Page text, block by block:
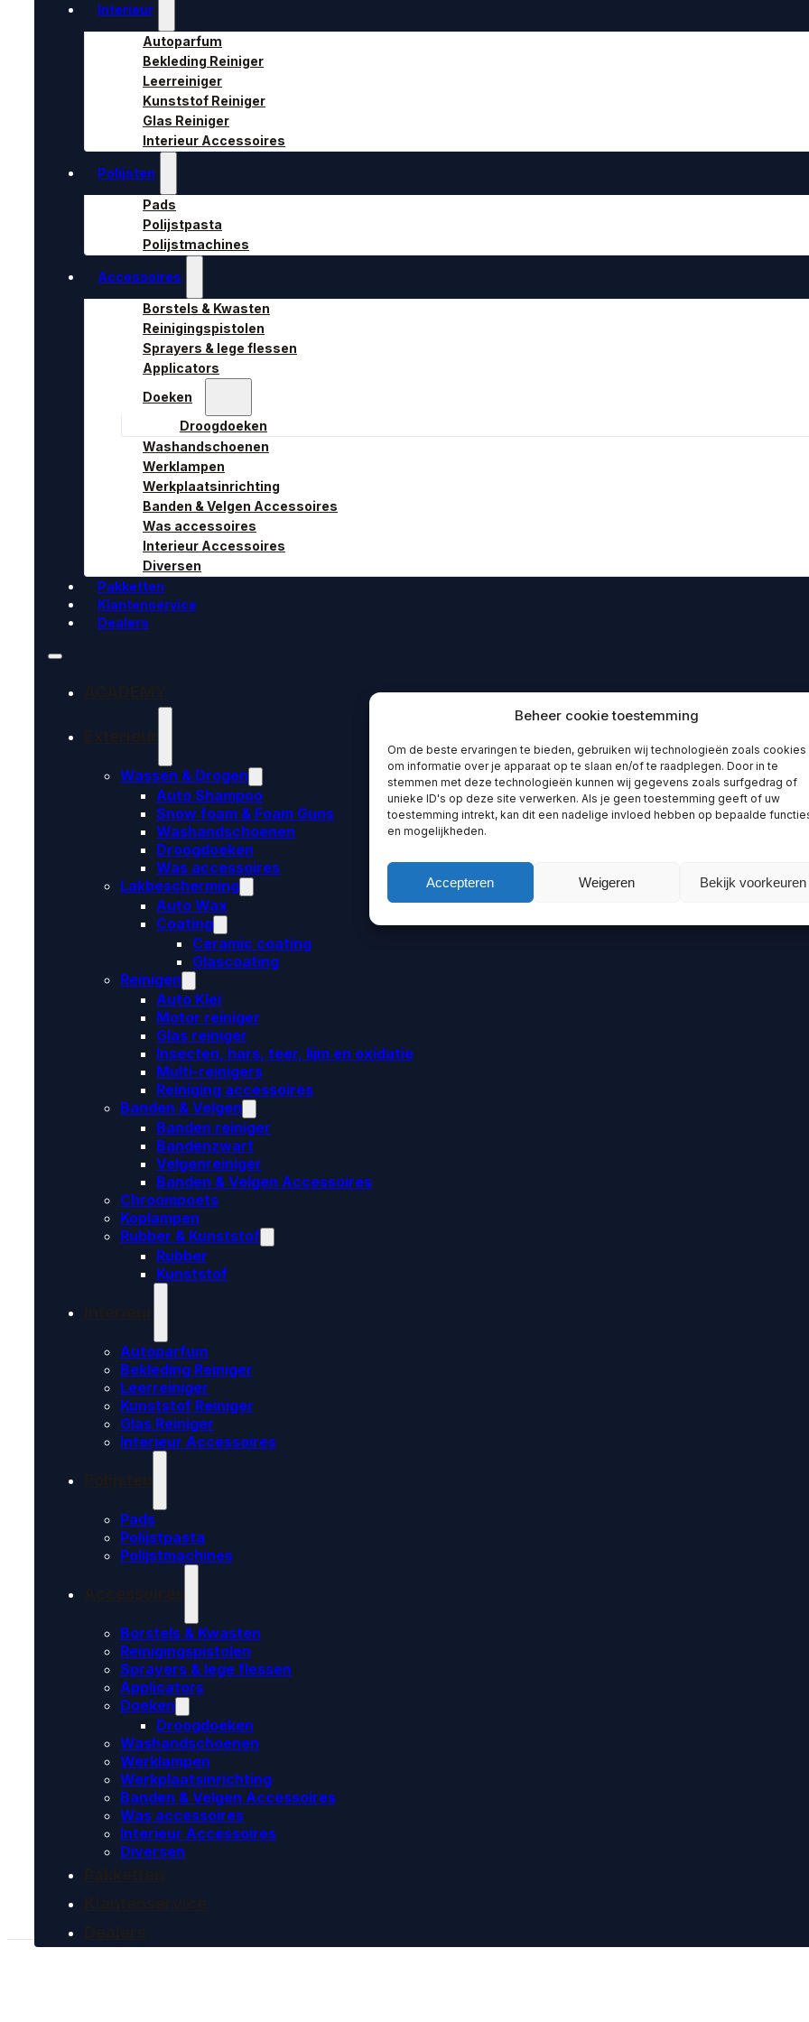
Beheer cookie toestemming
Om de beste ervaringen te bieden, gebruiken wij technologieën zoals cookies
om informatie over je apparaat op te slaan en/of te raadplegen. Door in te
stemmen met deze technologieën kunnen wij gegevens zoals surfgedrag of
unieke ID's op deze site verwerken. Als je geen toestemming geeft of uw
toestemming intrekt, kan dit een nadelige invloed hebben op bepaalde
en mogelijkheden.
Accepteren Weigeren Bekijk voorkeuren
Interieur
Autoparfum
Bekleding Reiniger
Leerreiniger
Kunststof Reiniger
Glas Reiniger
Interieur Accessoires
Polijsten
Pads
Polijstpasta
Polijstmachines
Accessoires
Borstels & Kwasten
Reinigingspistolen
Sprayers & lege flessen
Applicators
Doeken
Droogdoeken
Washandschoenen
Werklampen
Werkplaatsinrichting
Banden & Velgen Accessoires
Was accessoires
Interieur Accessoires
Diversen
Pakketten
Klantenservice
Dealers
Wassen & Drogen
Auto Shampoo
Snow foam & Foam Guns
Washandschoenen
Droogdoeken
Was accessoires
Lakbescherming
Auto Wax
Coating
Ceramic coating
Glascoating
Reinigen
Auto Klei
Motor reiniger
Glas reiniger
Insecten, hars, teer, lijm en oxidatie
Multi-reinigers
Reiniging accessoires
Banden & Velgen
Banden reiniger
Bandenzwart
Velgenreiniger
Banden & Velgen Accessoires
Chroompoets
Koplampen
Rubber & Kunststof
Rubber
Kunststof
Autoparfum
Bekleding Reiniger
Leerreiniger
Kunststof Reiniger
Glas Reiniger
Interieur Accessoires
Pads
Polijstpasta
Polijstmachines
Borstels & Kwasten
Reinigingspistolen
Sprayers & lege flessen
Applicators
Doeken
Droogdoeken
Washandschoenen
Werklampen
Werkplaatsinrichting
Banden & Velgen Accessoires
Was accessoires
Interieur Accessoires
Diversen